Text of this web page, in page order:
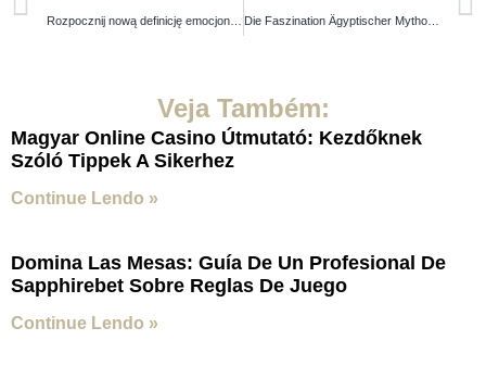
Die Faszination Ägyptischer Mythologie: Von Pharaonen bis Rich Wilde
Veja Também:
Magyar Online Casino Útmutató: Kezdőknek
Szóló Tippek A Sikerhez
Continue Lendo »
Domina Las Mesas: Guía De Un Profesional De
Sapphirebet Sobre Reglas De Juego
Continue Lendo »